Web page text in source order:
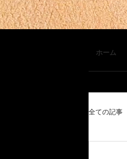
ホーム
全ての記事